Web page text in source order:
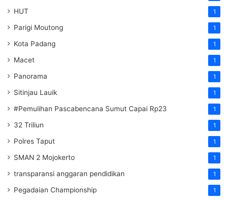
HUT 1
Parigi Moutong 1
Kota Padang 1
Macet 1
Panorama 1
Sitinjau Lauik 1
#Pemulihan Pascabencana Sumut Capai Rp23 1
32 Triliun 1
Polres Taput 1
SMAN 2 Mojokerto 1
transparansi anggaran pendidikan 1
Pegadaian Championship 1